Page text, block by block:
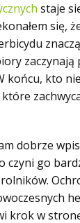
staje
się,
zaczynają
końcu, kto
dobrze
czyni go
krok w